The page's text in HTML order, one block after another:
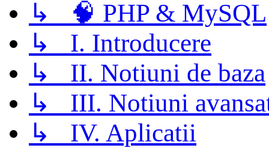
↳ 🧠 PHP & MySQL
↳ I. Introducere
↳ II. Notiuni de baza
↳ III. Notiuni
↳ IV. Aplicatii